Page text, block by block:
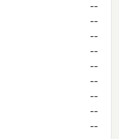
--
--
--
--
--
--
--
--
--